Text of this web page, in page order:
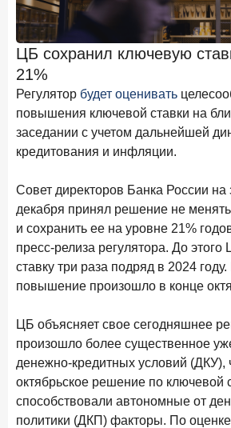
Клиенты чаще всего узнают о
продуктах из рекламы в интернете
9 июля 2026 года
С ростом благосостояния клиентов-
увеличивается и склонность к
7 июля 2026 года
По итогам июня 2026 года объем
составил 1 166,4 млрд руб.
«Скорость измеряется
банковского контакт-центра
25 июня 2026 года
Ипотека в России: итоги мая 2026
22 июня 2026 года
завоевывают лояльность private-
Рассылка Frank RG
Итоги недели, наша трактовка
на банковском рынке
ЦБ сохранил ключевую
21%
Регулятор будет оценивать
повышения ключевой ставки на
заседании с учетом дальнейшей
кредитования и инфляции.
Совет директоров Банка России на
декабря принял решение не
и сохранить ее на уровне 21%
пресс-релиза регулятора. До
ставку три раза подряд в 2024
повышение произошло в конце
ЦБ объясняет свое сегодняшнее
произошло более существенное
денежно-кредитных условий (ДКУ),
октябрьское решение по ключевой
способствовали автономные от
политики (ДКП) факторы. По